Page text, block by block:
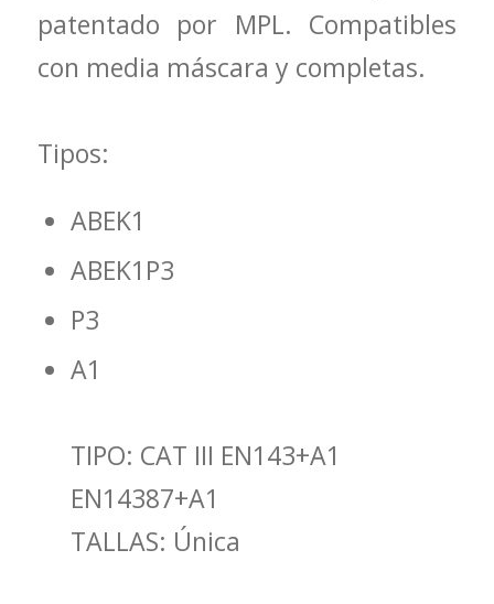
patentado por MPL. Compatibles
con media máscara y completas.
Tipos:
ABEK1
ABEK1P3
P3
A1
TIPO: CAT III EN143+A1
EN14387+A1
TALLAS: Única